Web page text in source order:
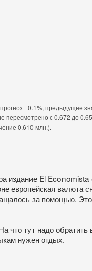
+0.1%, предыдущее
пересмотрено с 0.672 до
0.610 млн.).
издание El
европейская валюта
за помощью.
тут надо обратить
нужен отдых.